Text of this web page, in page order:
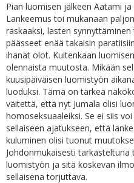
Pian luomisen jälkeen Aatami ja
Lankeemus toi mukanaan
raskaaksi, lasten
päässeet enää takaisin
ihanat olot. Kuitenkaan
olennaista muutosta. Mikään
kuusipäiväisen luomistyön
luoduksi. Tämä on tärkeä
väitettä, että nyt Jumala olisi
homoseksuaaleiksi. Se ei siis
sellaiseen ajatukseen, että
kuluminen olisi tuonut
Johdonmukaisesti tarkasteltuna
luomistyön ja sitä koskevan
sellaisena torjuttava.